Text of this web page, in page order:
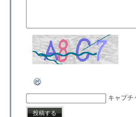
キャプチ